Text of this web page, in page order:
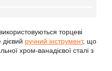
торцеві
ручний інструмент, що
хром-ванадієвої сталі з